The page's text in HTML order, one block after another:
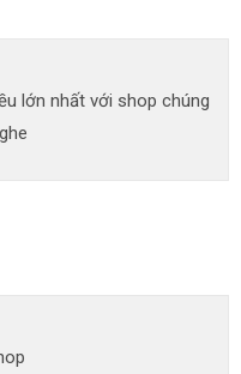
lớn nhất với shop chúng